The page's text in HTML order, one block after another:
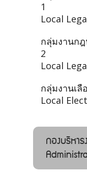
1
Local
กลุ่มงานก
2
Local
กลุ่มงานเ
Local
กองบริหา